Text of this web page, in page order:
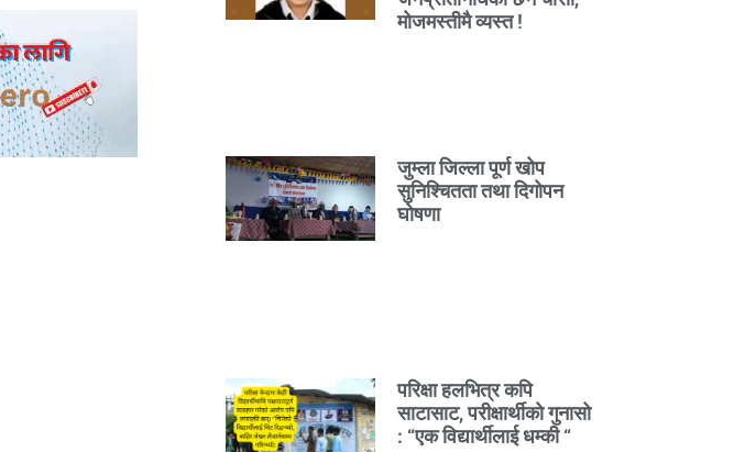
मोजमस्तीमै व्यस्त !
जुम्ला जिल्ला पूर्ण खोप
सुनिश्चितता तथा दिगोपन
घोषणा
परिक्षा हलभित्र कपि
साटासाट, परीक्षार्थीको गुनासो
: “एक विद्यार्थीलाई धम्की “